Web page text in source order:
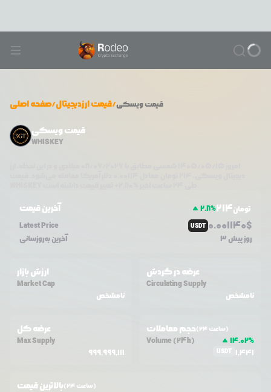
صفحه اصلی/قیمت ارزدیجیتال/ قیمتویسکی
قیمت ویسکی
WHISKEY
آخرین قیمت 2.8%214تومان
Latest Price
USDT 0.001140$
آخرین به‌روزسانی 3 روز پیش
ارزش بازار
Market Cap
نامشخص
عرضه در گردش
Circulating Supply
نامشخص
عرضه کل
Max Supply
999,999,111
حجم معاملات (24 ساعت)
Volume (24h) 14.02%
USDT 1,441
بالاترین قیمت (24 ساعت)